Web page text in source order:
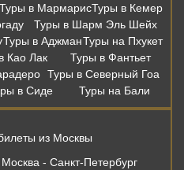
Туры в МармарисТуры в Кемер
Туры в Шарм Эль Шейх
Туры в АджманТуры на Пхукет
Као Лак
Туры в Фантьет
Туры в Северный Гоа
в Сиде Туры на Бали
из Москвы
Москва - Санкт-Петербург